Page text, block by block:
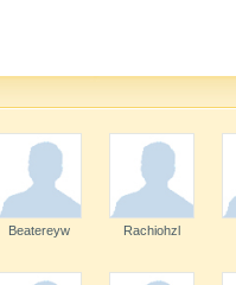
Beatereyw Rachiohzl